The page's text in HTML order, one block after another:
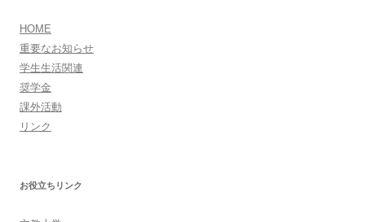
HOME
重要なお知らせ
学生生活関連
奨学金
課外活動
リンク
お役立ちリンク